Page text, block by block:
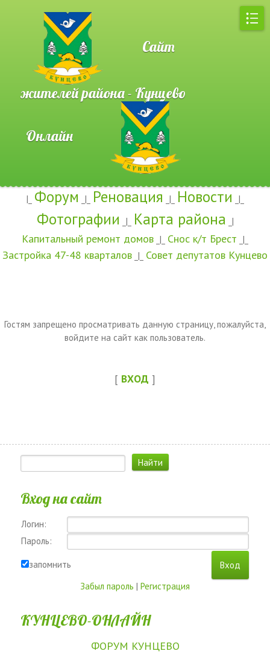
Сайт
жителей района - Кунцево
Онлайн
|_ Форум _|_ Реновация _|_ Новости _|_
Фотографии _|_ Карта района _|
Капитальный ремонт домов _|_ Снос к/т Брест _|_
Застройка 47-48 кварталов _|_ Совет депутатов Кунцево
Гостям запрещено просматривать данную страницу, пожалуйста,
войдите на сайт как пользователь.
[ ВХОД ]
Вход на сайт
Логин:
Пароль:
запомнить
Забыл пароль | Регистрация
КУНЦЕВО-ОНЛАЙН
ФОРУМ КУНЦЕВО